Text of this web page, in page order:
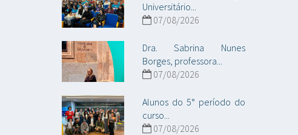
Universitário...
07/08/2026
Dra. Sabrina Nunes
Borges, professora...
07/08/2026
Alunos do 5° período do
curso...
07/08/2026